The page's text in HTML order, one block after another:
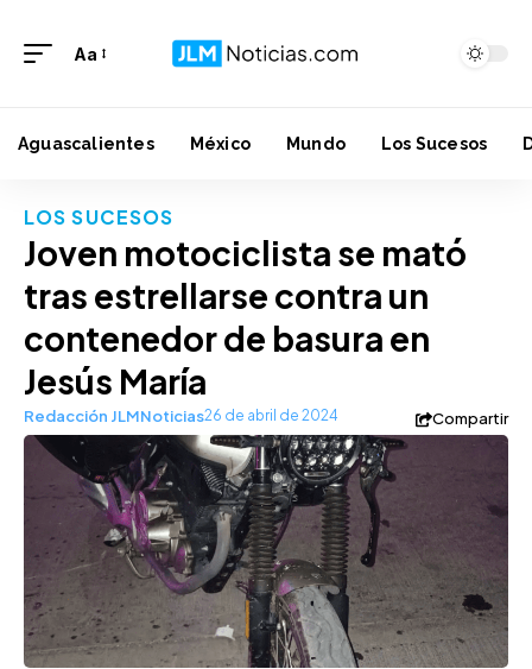
Aa
Aguascalientes México Mundo Los Sucesos
LOS SUCESOS
Joven motociclista se mató
tras estrellarse contra un
contenedor de basura en
Jesús María
Redacción JLMNoticias26 de abril de 2024 Compartir